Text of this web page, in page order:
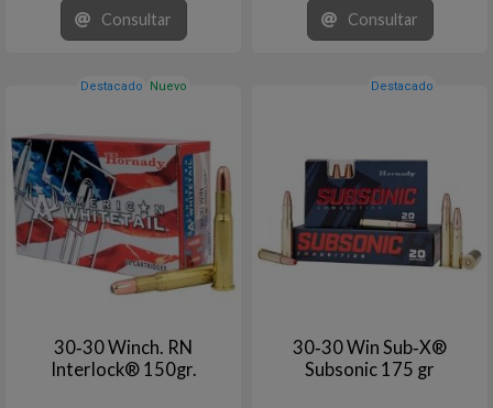
Consultar
Medium Game 50-300 lbs / Large
Game 300-1500 lbs
En cajita de 20 unidades y pack de
Consultar
Destacado Nuevo
30‑30 Winch. RN
Interlock® 150gr.
Destacado
30‑30 Win Sub‑X®
Subsonic 175 gr